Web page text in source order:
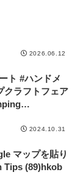
2026.06.12
ト #ハンドメ
クラフトフェア
2024.10.31
マップを貼り
Tips (89)hkob